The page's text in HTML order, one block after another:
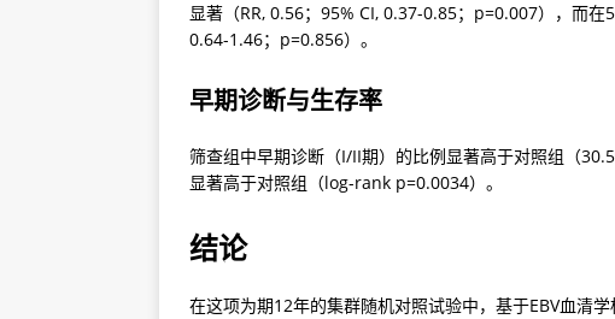
显著（RR, 0.56；95% CI, 0.37-0.85；p=0.007），而
0.64-1.46；p=0.856）。
早期诊断与生存率
筛查组中早期诊断（I/II期）的比例显著高于对照组（
显著高于对照组（log-rank p=0.0034）。
结论
在这项为期12年的集群随机对照试验中，基于EBV血清